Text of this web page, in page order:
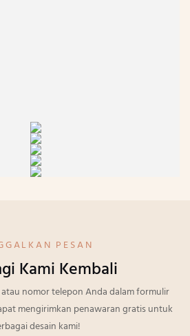
PESAN
Kami Kembali
nomor telepon Anda dalam formulir
mengirimkan penawaran gratis untuk
desain kami!